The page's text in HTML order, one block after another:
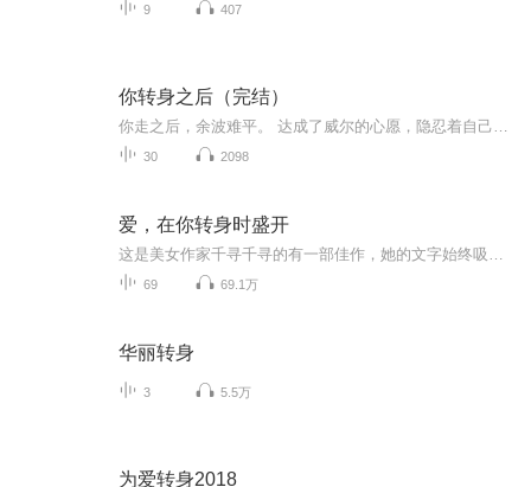
9 407
你转身之后（完结）
30 2098
爱，在你转身时盛开
69 69.1万
华丽转身
3 5.5万
为爱转身2018